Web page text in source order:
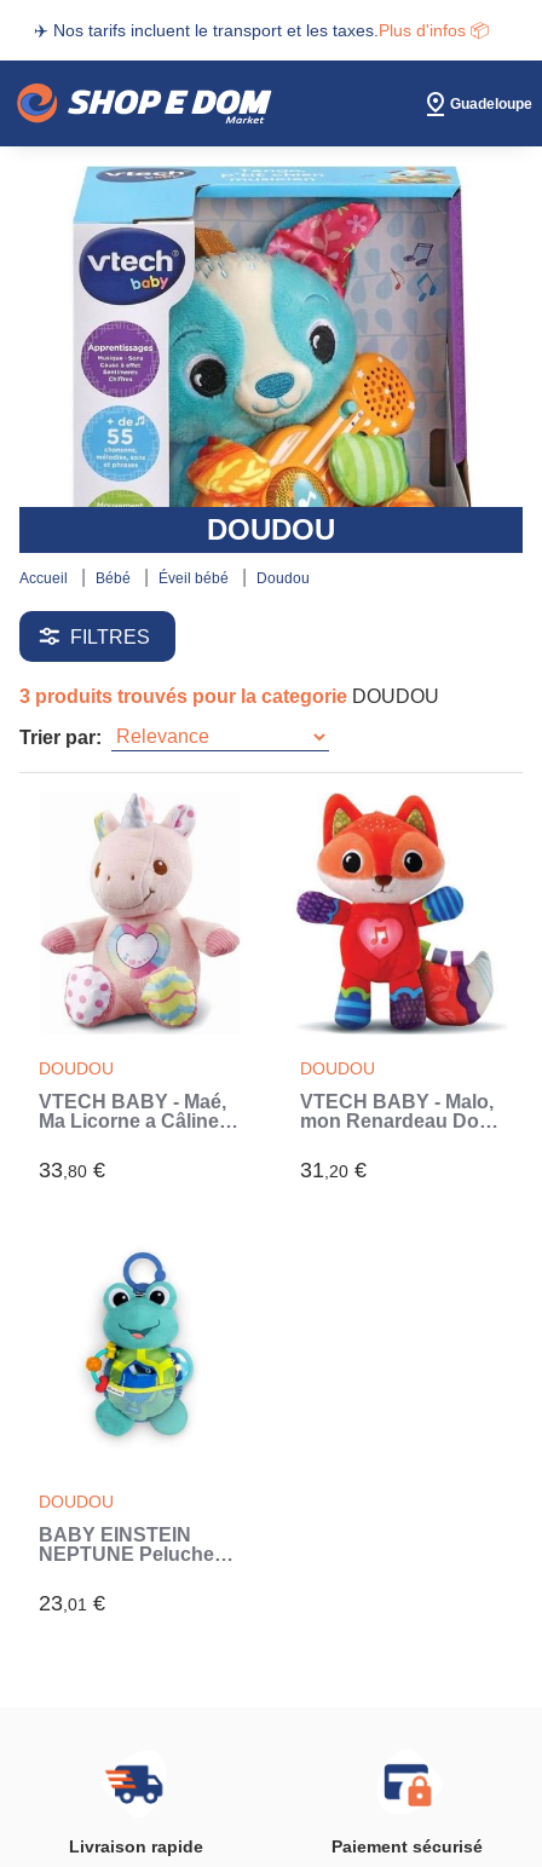
✈️ Nos tarifs incluent le transport et les taxes. Plus d'infos 📦
Guadeloupe
DOUDOU
accueil bébé éveil bébé doudou
FILTRES
3 produits trouvés pour la categorie DOUDOU
Trier par:
DOUDOU
VTECH BABY - Maé,
Ma Licorne a Câliner
33,80 €
DOUDOU
VTECH BABY - Malo,
mon Renardeau Dodo
31,20 €
DOUDOU
BABY EINSTEIN
NEPTUNE Peluche
multisensoriel,
cadeau bébé 0M+
23,01 €
Livraison rapide Paiement sécurisé